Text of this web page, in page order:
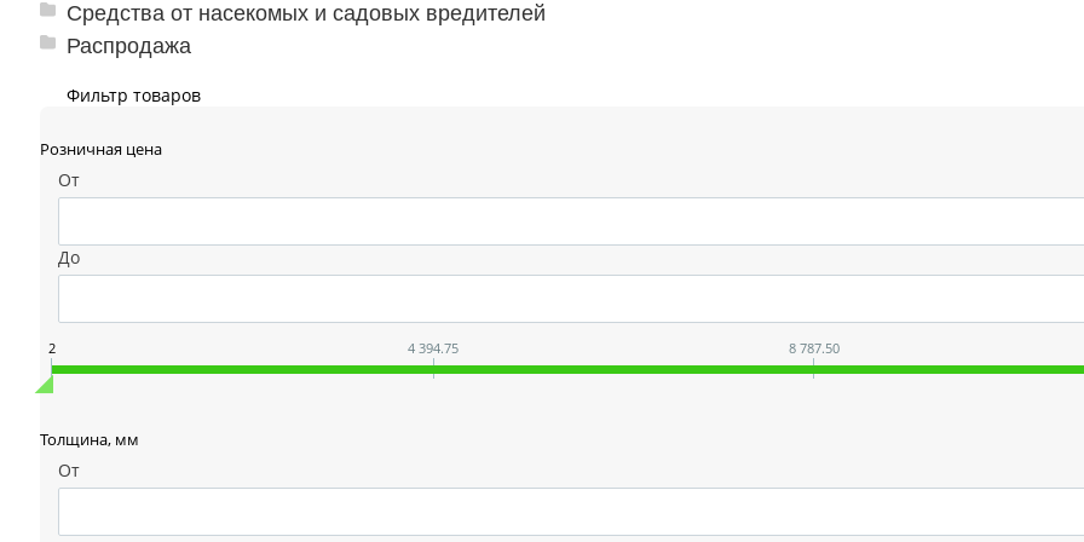
Фильтр товаров
Розничная цена
От
До
2 4 394.75 8 787.50
Толщина, мм
От
Средства от насекомых и садовых вредителей
Распродажа